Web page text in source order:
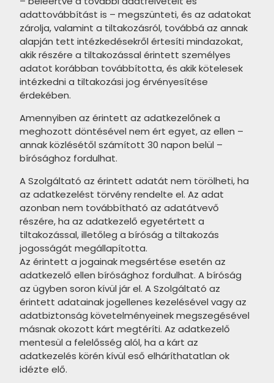
CERSANIT Magnetic Flow
termékcsalád
CERSANIT Naris termékcsalád
CERSANIT Floral Landscape
termékcsalád
CERSANIT Special Marble
termékcsalád
CERSANIT Only Marble
termékcsalád
CERSANIT Ginevra termékcsalád
CERSANIT Calacatta Classico
termékcsalád
CERSANIT Fernetti termékcsalád
CERSANIT Saragossa
termékcsalád
CERSANIT Vidal termékcsalád
MARAZZI Cloud termékcsalád
MARAZZI Lume termékcsalád
adattovábbítást is – megszünteti, és az adatokat
zárolja, valamint a tiltakozásról, továbbá az annak
alapján tett intézkedésekről értesíti mindazokat,
akik részére a tiltakozással érintett személyes
adatot korábban továbbította, és akik kötelesek
intézkedni a tiltakozási jog érvényesítése
érdekében.
Amennyiben az érintett az adatkezelőnek a
meghozott döntésével nem ért egyet, az ellen –
annak közlésétől számított 30 napon belül –
bírósághoz fordulhat.
A Szolgáltató az érintett adatát nem törölheti, ha
az adatkezelést törvény rendelte el. Az adat
azonban nem továbbítható az adatátvevő
részére, ha az adatkezelő egyetértett a
tiltakozással, illetőleg a bíróság a tiltakozás
jogosságát megállapította.
Az érintett a jogainak megsértése esetén az
adatkezelő ellen bírósághoz fordulhat. A bíróság
az ügyben soron kívül jár el. A Szolgáltató az
érintett adatainak jogellenes kezelésével vagy az
adatbiztonság követelményeinek megszegésével
másnak okozott kárt megtéríti. Az adatkezelő
mentesül a felelősség alól, ha a kárt az
adatkezelés körén kívül eső elháríthatatlan ok
idézte elő.